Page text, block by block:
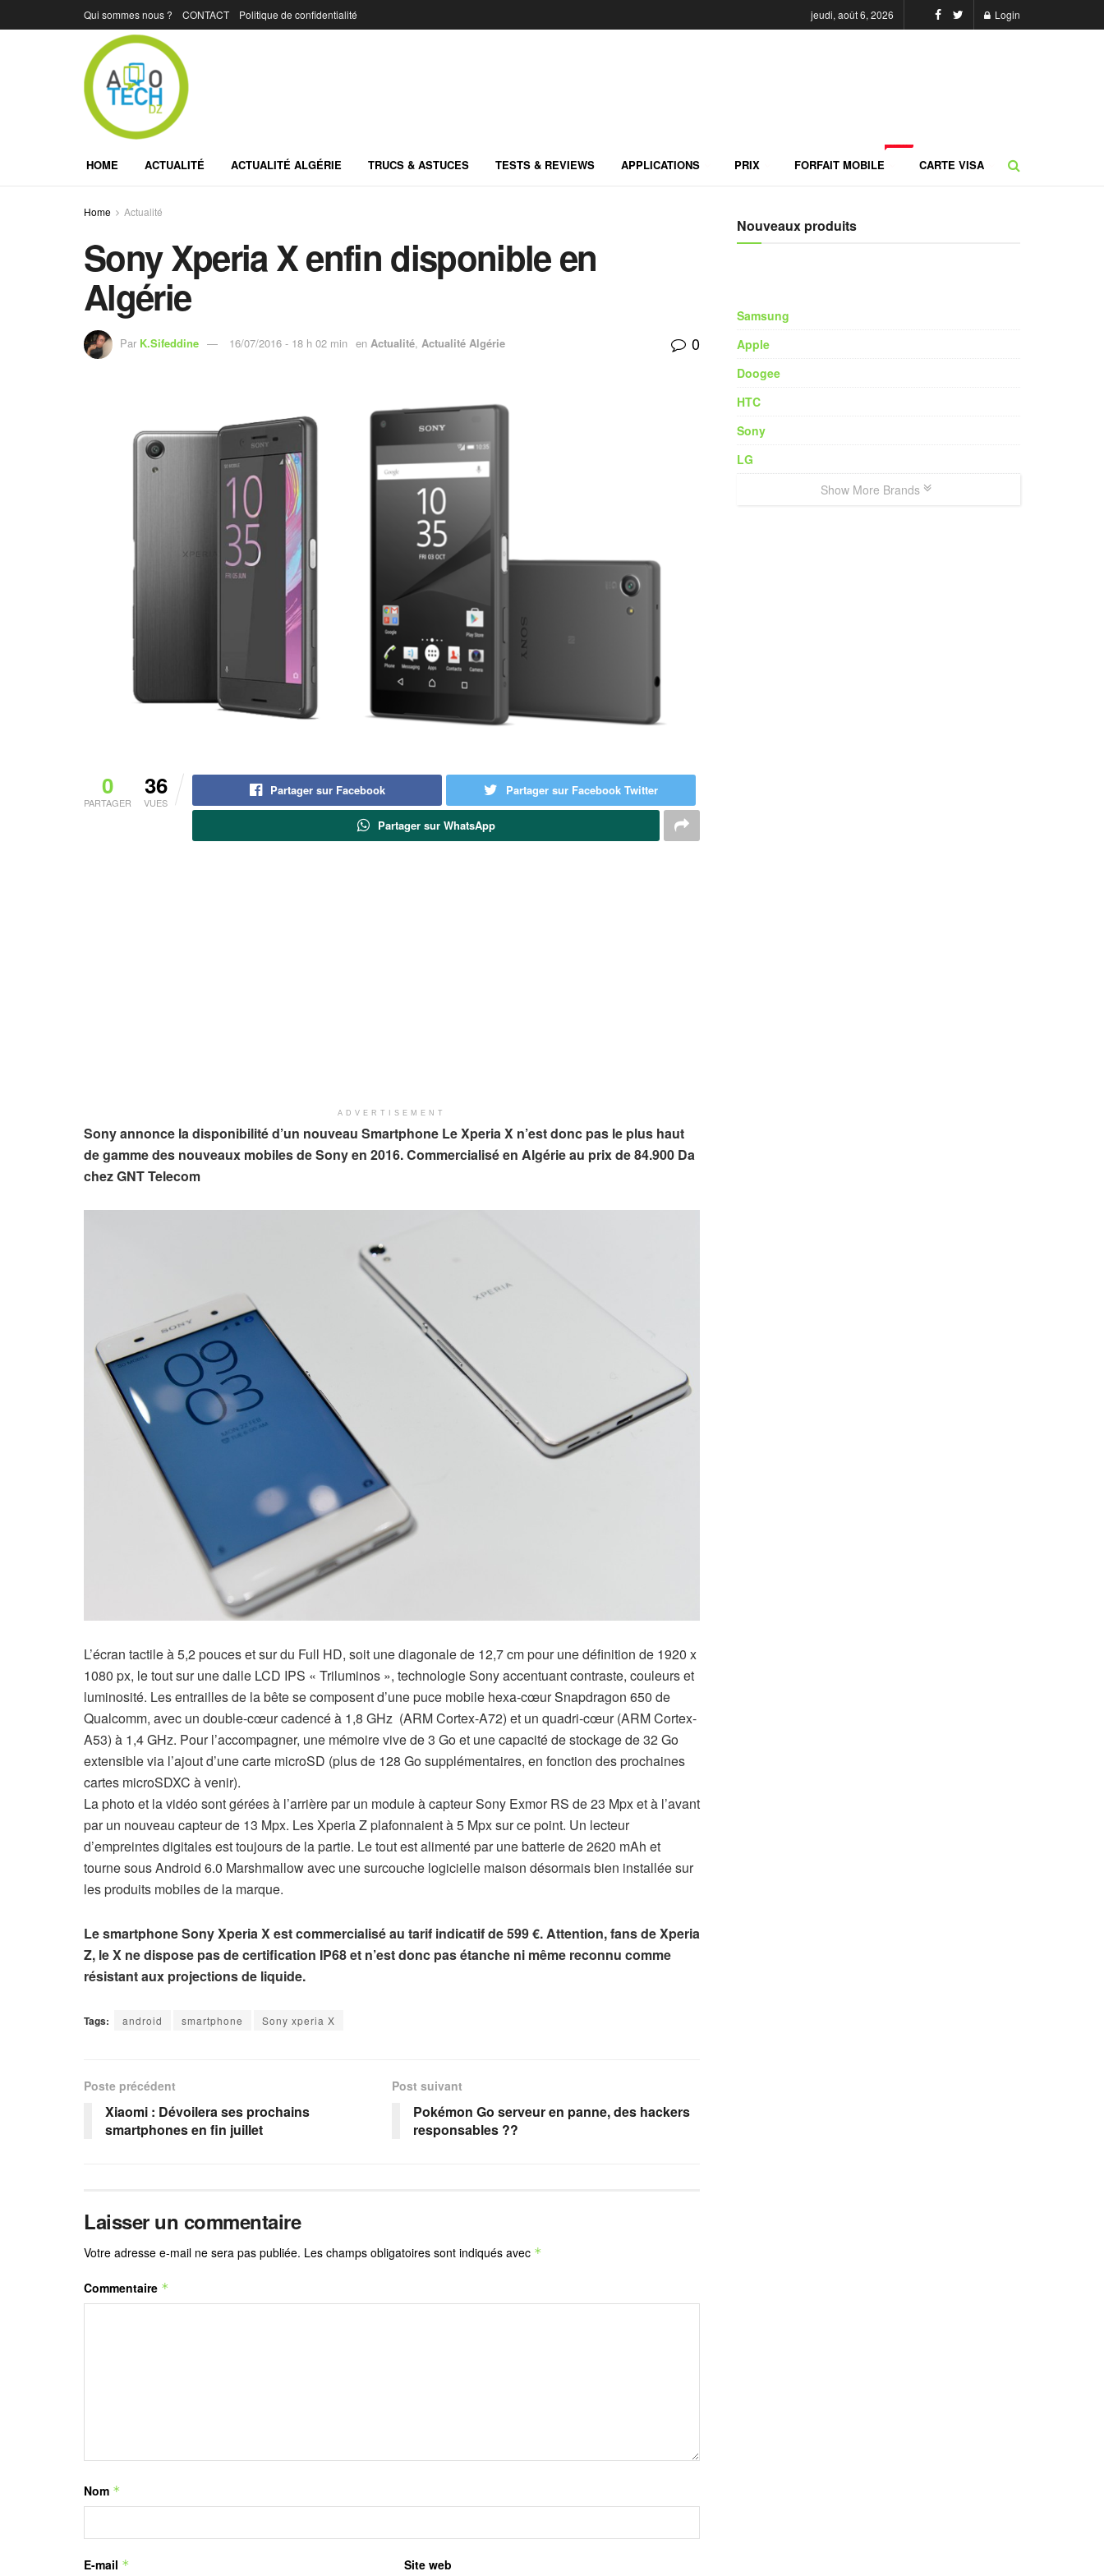
Qui sommes nous ? CONTACT Politique de confidentialité jeudi, août 6, 2026 Login
HOME ACTUALITÉ ACTUALITÉ ALGÉRIE TRUCS & ASTUCES TESTS & REVIEWS APPLICATIONS PRIX FORFAIT MOBILE CARTE VISA
Home Actualité
Sony Xperia X enfin disponible en
Algérie
Par K.Sifeddine 16/07/2016 - 18 h 02 min en Actualité, Actualité Algérie 0
0
PARTAGER
36
VUES
Partager sur Facebook Partager sur Facebook Twitter
Partager sur WhatsApp
ADVERTISEMENT
Sony annonce la disponibilité d’un nouveau Smartphone Le Xperia X n’est donc pas le plus haut
de gamme des nouveaux mobiles de Sony en 2016. Commercialisé en Algérie au prix de 84.900 Da
chez GNT Telecom
L’écran tactile à 5,2 pouces et sur du Full HD, soit une diagonale de 12,7 cm pour une définition de 1920 x
1080 px, le tout sur une dalle LCD IPS « Triluminos », technologie Sony accentuant contraste, couleurs et
luminosité. Les entrailles de la bête se composent d’une puce mobile hexa-cœur Snapdragon 650 de
Qualcomm, avec un double-cœur cadencé à 1,8 GHz (ARM Cortex-A72) et un quadri-cœur (ARM Cortex-
A53) à 1,4 GHz. Pour l’accompagner, une mémoire vive de 3 Go et une capacité de stockage de 32 Go
extensible via l’ajout d’une carte microSD (plus de 128 Go supplémentaires, en fonction des prochaines
cartes microSDXC à venir).
La photo et la vidéo sont gérées à l’arrière par un module à capteur Sony Exmor RS de 23 Mpx et à l’avant
par un nouveau capteur de 13 Mpx. Les Xperia Z plafonnaient à 5 Mpx sur ce point. Un lecteur
d’empreintes digitales est toujours de la partie. Le tout est alimenté par une batterie de 2620 mAh et
tourne sous Android 6.0 Marshmallow avec une surcouche logicielle maison désormais bien installée sur
les produits mobiles de la marque.
Le smartphone Sony Xperia X est commercialisé au tarif indicatif de 599 €. Attention, fans de Xperia
Z, le X ne dispose pas de certification IP68 et n’est donc pas étanche ni même reconnu comme
résistant aux projections de liquide.
Tags: android smartphone Sony xperia X
Poste précédent
Xiaomi : Dévoilera ses prochains
smartphones en fin juillet
Post suivant
Pokémon Go serveur en panne, des hackers
responsables ??
Laisser un commentaire
Votre adresse e-mail ne sera pas publiée. Les champs obligatoires sont indiqués avec *
Commentaire *
Nom *
E-mail * Site web
Nouveaux produits
Samsung
Apple
Doogee
HTC
Sony
LG
Show More Brands